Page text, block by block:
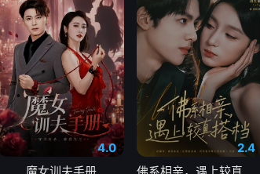
4.0
魔女训夫手册
2.4